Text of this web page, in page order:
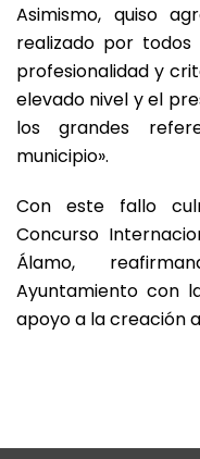
Asimismo, quiso
realizado por
profesionalidad y
elevado nivel y el
los grandes
municipio».
Con este fallo
Concurso
Álamo,
Ayuntamiento con
apoyo a la creación